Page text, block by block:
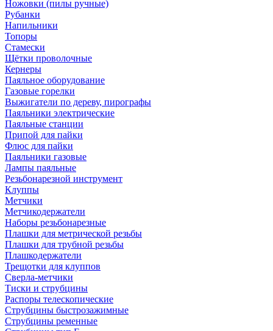
Ножовки (пилы ручные)
Рубанки
Напильники
Топоры
Стамески
Щётки проволочные
Кернеры
Паяльное оборудование
Газовые горелки
Выжигатели по дереву, пирографы
Паяльники электрические
Паяльные станции
Припой для пайки
Флюс для пайки
Паяльники газовые
Лампы паяльные
Резьбонарезной инструмент
Клуппы
Метчики
Метчикодержатели
Наборы резьбонарезные
Плашки для метрической резьбы
Плашки для трубной резьбы
Плашкодержатели
Трещотки для клуппов
Сверла-метчики
Тиски и струбцины
Распоры телескопические
Струбцины быстрозажимные
Струбцины ременные